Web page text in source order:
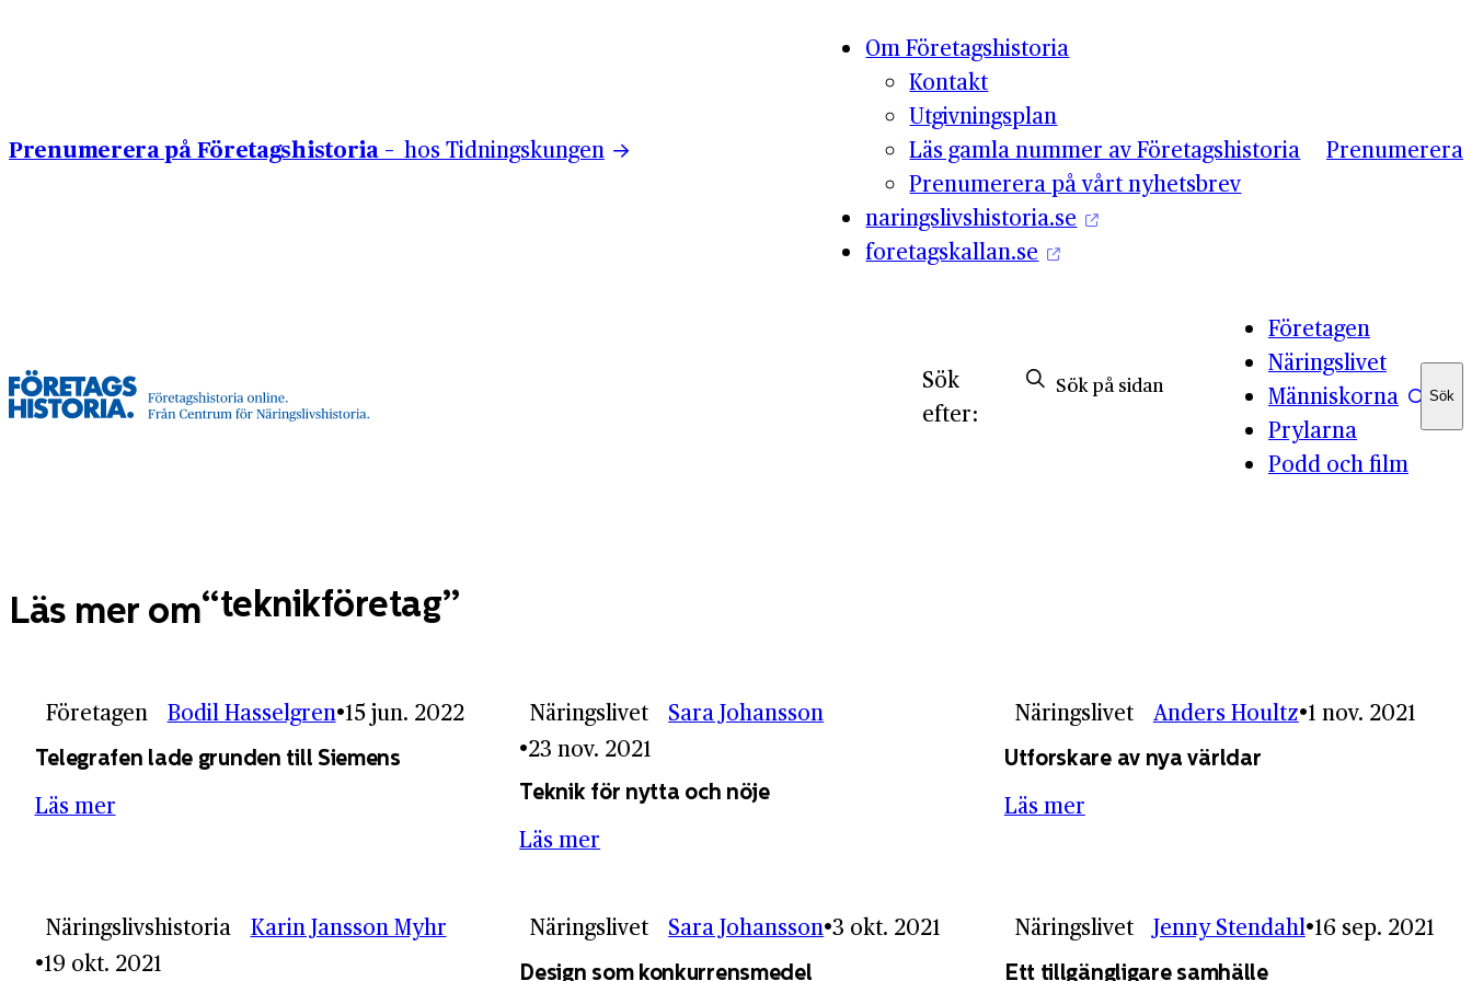
Prenumerera på Företagshistoria – hos Tidningskungen
Om Företagshistoria
Kontakt
Utgivningsplan
Läs gamla nummer av Företagshistoria
Prenumerera på vårt nyhetsbrev
naringslivshistoria.se
foretagskallan.se
Prenumerera
Företagen
Näringslivet
Människorna
Prylarna
Podd och film
Sök
efter:
Sök
Sök
Läs mer om teknikföretag
Företagen Bodil Hasselgren 15 jun. 2022
Telegrafen lade grunden till Siemens
Läs mer
Näringslivet
Sara Johansson
23 nov. 2021
Teknik för nytta och nöje
Läs mer
Näringslivet Anders Houltz 1 nov. 2021
Utforskare av nya världar
Läs mer
Näringslivshistoria
Karin Jansson Myhr
19 okt. 2021
Näringslivet Sara Johansson 3 okt. 2021
Design som konkurrensmedel
Näringslivet Jenny Stendahl 16 sep. 2021
Ett tillgängligare samhälle